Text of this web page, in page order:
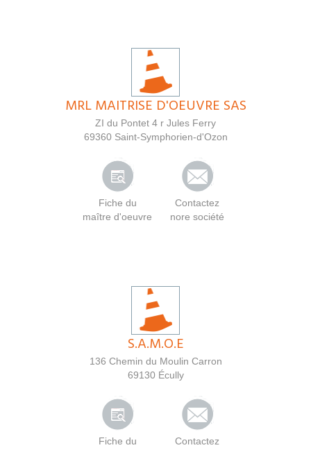
MRL MAITRISE D'OEUVRE SAS
ZI du Pontet 4 r Jules Ferry
69360 Saint-Symphorien-d'Ozon
Fiche du
maître d'oeuvre
Contactez
nore société
S.A.M.O.E
136 Chemin du Moulin Carron
69130 Écully
Fiche du
Contactez